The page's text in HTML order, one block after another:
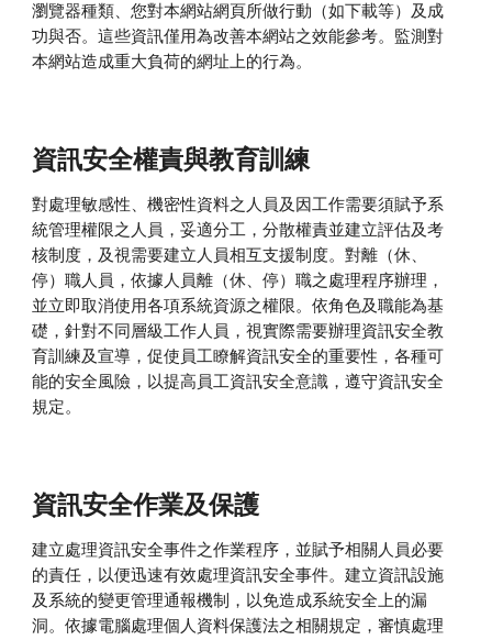
瀏覽器種類、您對本網站網頁所做行動（如下載等）及成
功與否。這些資訊僅用為改善本網站之效能參考。監測對
本網站造成重大負荷的網址上的行為。
資訊安全權責與教育訓練
對處理敏感性、機密性資料之人員及因工作需要須賦予系
統管理權限之人員，妥適分工，分散權責並建立評估及考
核制度，及視需要建立人員相互支援制度。對離（休、
停）職人員，依據人員離（休、停）職之處理程序辦理，
並立即取消使用各項系統資源之權限。依角色及職能為基
礎，針對不同層級工作人員，視實際需要辦理資訊安全教
育訓練及宣導，促使員工瞭解資訊安全的重要性，各種可
能的安全風險，以提高員工資訊安全意識，遵守資訊安全
規定。
資訊安全作業及保護
建立處理資訊安全事件之作業程序，並賦予相關人員必要
的責任，以便迅速有效處理資訊安全事件。建立資訊設施
及系統的變更管理通報機制，以免造成系統安全上的漏
洞。依據電腦處理個人資料保護法之相關規定，審慎處理